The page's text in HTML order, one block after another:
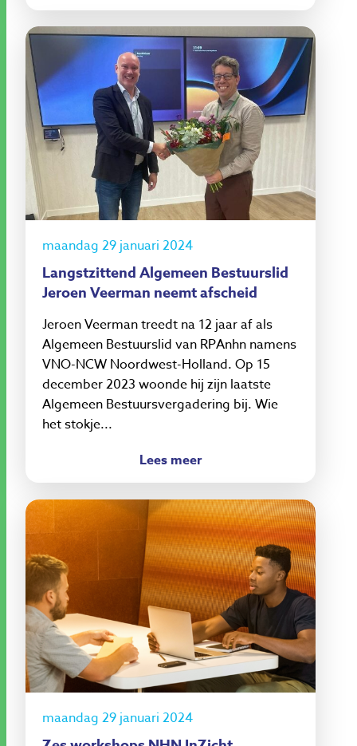
maandag 29 januari 2024
Langstzittend Algemeen Bestuurslid
Jeroen Veerman neemt afscheid
Jeroen Veerman treedt na 12 jaar af als
Algemeen Bestuurslid van RPAnhn namens
VNO-NCW Noordwest-Holland. Op 15
december 2023 woonde hij zijn laatste
Algemeen Bestuursvergadering bij. Wie
het stokje...
Lees meer
maandag 29 januari 2024